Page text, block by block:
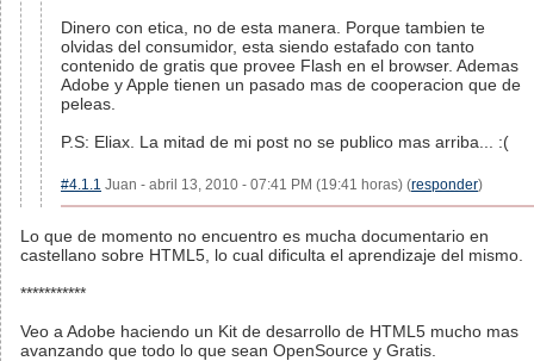
Dinero con etica, no de esta manera. Porque tambien te
olvidas del consumidor, esta siendo estafado con tanto
contenido de gratis que provee Flash en el browser. Ademas
Adobe y Apple tienen un pasado mas de cooperacion que de
peleas.
P.S: Eliax. La mitad de mi post no se publico mas arriba... :(
#4.1.1 Juan - abril 13, 2010 - 07:41 PM (19:41 horas) (responder)
Lo que de momento no encuentro es mucha documentario en
castellano sobre HTML5, lo cual dificulta el aprendizaje del mismo.
***********
Veo a Adobe haciendo un Kit de desarrollo de HTML5 mucho mas
avanzando que todo lo que sean OpenSource y Gratis.